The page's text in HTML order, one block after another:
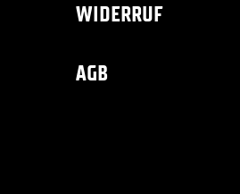
WIDERRUF
AGB